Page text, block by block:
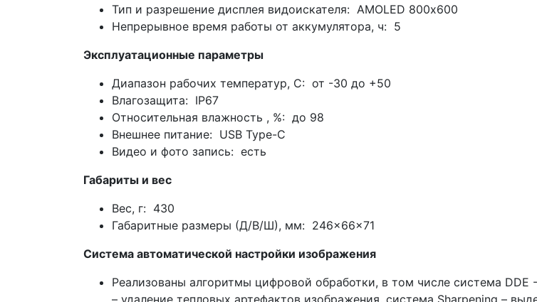
Тип и разрешение дисплея видоискателя: AMOLED 800х600
Непрерывное время работы от аккумулятора, ч: 5
Эксплуатационные параметры
Диапазон рабочих температур, C: от -30 до +50
Влагозащита: IP67
Относительная влажность , %: до 98
Внешнее питание: USB Type-C
Видео и фото запись: есть
Габариты и вес
Вес, г: 430
Габаритные размеры (Д/В/Ш), мм: 246×66×71
Система автоматической настройки изображения
Реализованы алгоритмы цифровой обработки, в том числе система
– удаление тепловых артефактов изображения, система Sharpening –